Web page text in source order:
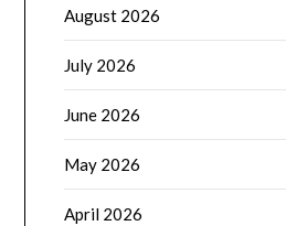
August 2026
July 2026
June 2026
May 2026
April 2026